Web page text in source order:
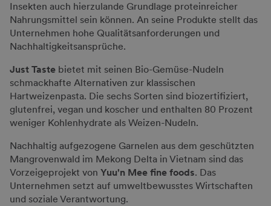
Insekten auch hierzulande Grundlage proteinreicher
Nahrungsmittel sein können. An seine Produkte stellt das
Unternehmen hohe Qualitätsanforderungen und
Nachhaltigkeitsansprüche.
Just Taste bietet mit seinen Bio-Gemüse-Nudeln
schmackhafte Alternativen zur klassischen
Hartweizenpasta. Die sechs Sorten sind biozertifiziert,
glutenfrei, vegan und koscher und enthalten 80 Prozent
weniger Kohlenhydrate als Weizen-Nudeln.
Nachhaltig aufgezogene Garnelen aus dem geschützten
Mangrovenwald im Mekong Delta in Vietnam sind das
Vorzeigeprojekt von Yuu'n Mee fine foods. Das
Unternehmen setzt auf umweltbewusstes Wirtschaften
und soziale Verantwortung.